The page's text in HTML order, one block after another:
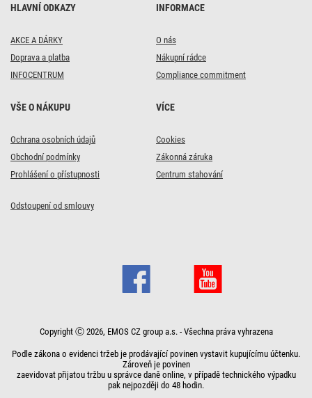
HLAVNÍ ODKAZY
AKCE A DÁRKY
Doprava a platba
INFOCENTRUM
INFORMACE
O nás
Nákupní rádce
Compliance commitment
VŠE O NÁKUPU
Ochrana osobních údajů
Obchodní podmínky
Prohlášení o přístupnosti
VÍCE
Cookies
Zákonná záruka
Centrum stahování
Odstoupení od smlouvy
Copyright Ⓒ 2026, EMOS CZ group a.s. - Všechna práva vyhrazena
Podle zákona o evidenci tržeb je prodávající povinen vystavit kupujícímu účtenku.
Zároveň je povinen
zaevidovat přijatou tržbu u správce daně online, v případě technického výpadku
pak nejpozději do 48 hodin.